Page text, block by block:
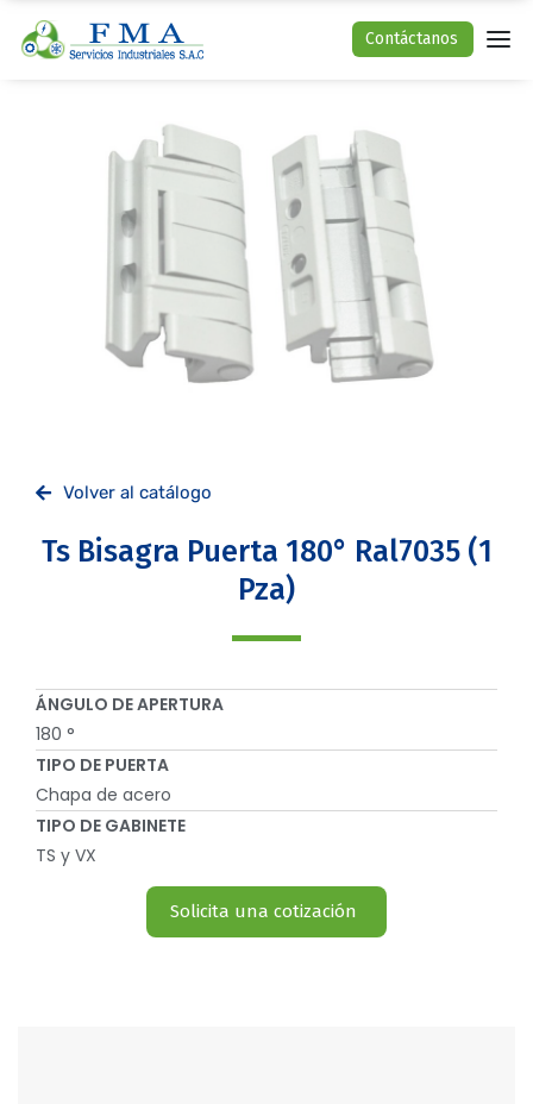
Contáctanos
Volver al catálogo
Ts Bisagra Puerta 180° Ral7035 (1
Pza)
ÁNGULO DE APERTURA
180 °
TIPO DE PUERTA
Chapa de acero
TIPO DE GABINETE
TS y VX
Solicita una cotización